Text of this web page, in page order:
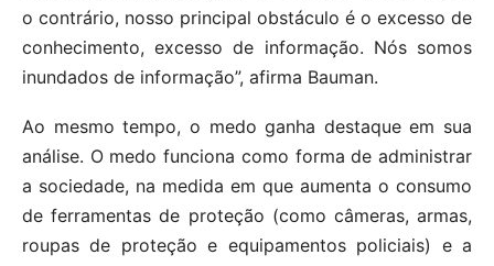
o contrário, nosso principal obstáculo é o excesso de
conhecimento, excesso de informação. Nós somos
inundados de informação”, afirma Bauman.
Ao mesmo tempo, o medo ganha destaque em sua
análise. O medo funciona como forma de administrar
a sociedade, na medida em que aumenta o consumo
de ferramentas de proteção (como câmeras, armas,
roupas de proteção e equipamentos policiais) e a